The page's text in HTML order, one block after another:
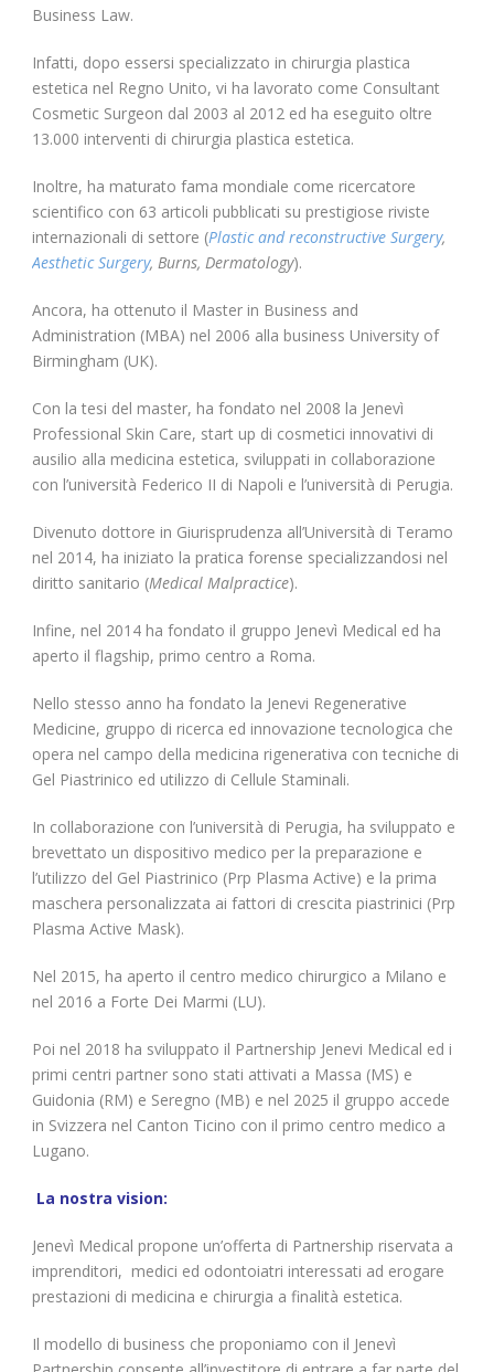
Business Law.
Infatti, dopo essersi specializzato in chirurgia plastica
estetica nel Regno Unito, vi ha lavorato come Consultant
Cosmetic Surgeon dal 2003 al 2012 ed ha eseguito oltre
13.000 interventi di chirurgia plastica estetica.
Inoltre, ha maturato fama mondiale come ricercatore
scientifico con 63 articoli pubblicati su prestigiose riviste
internazionali di settore (Plastic and reconstructive Surgery,
Aesthetic Surgery, Burns, Dermatology).
Ancora, ha ottenuto il Master in Business and
Administration (MBA) nel 2006 alla business University of
Birmingham (UK).
Con la tesi del master, ha fondato nel 2008 la Jenevì
Professional Skin Care, start up di cosmetici innovativi di
ausilio alla medicina estetica, sviluppati in collaborazione
con l’università Federico II di Napoli e l’università di Perugia.
Divenuto dottore in Giurisprudenza all’Università di Teramo
nel 2014, ha iniziato la pratica forense specializzandosi nel
diritto sanitario (Medical Malpractice).
Infine, nel 2014 ha fondato il gruppo Jenevì Medical ed ha
aperto il flagship, primo centro a Roma.
Nello stesso anno ha fondato la Jenevi Regenerative
Medicine, gruppo di ricerca ed innovazione tecnologica che
opera nel campo della medicina rigenerativa con tecniche di
Gel Piastrinico ed utilizzo di Cellule Staminali.
In collaborazione con l’università di Perugia, ha sviluppato e
brevettato un dispositivo medico per la preparazione e
l’utilizzo del Gel Piastrinico (Prp Plasma Active) e la prima
maschera personalizzata ai fattori di crescita piastrinici (Prp
Plasma Active Mask).
Nel 2015, ha aperto il centro medico chirurgico a Milano e
nel 2016 a Forte Dei Marmi (LU).
Poi nel 2018 ha sviluppato il Partnership Jenevi Medical ed i
primi centri partner sono stati attivati a Massa (MS) e
Guidonia (RM) e Seregno (MB) e nel 2025 il gruppo accede
in Svizzera nel Canton Ticino con il primo centro medico a
Lugano.
La nostra vision:
Jenevì Medical propone un’offerta di Partnership riservata a
imprenditori, medici ed odontoiatri interessati ad erogare
prestazioni di medicina e chirurgia a finalità estetica.
Il modello di business che proponiamo con il Jenevì